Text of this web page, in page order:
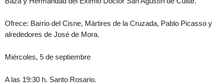
Ofrece: Barrio del Cisne, Mártires de la Cruzada, Pablo Picasso y
alrededores de José de Mora.
Miércoles, 5 de septiembre
A las 19:30 h. Santo Rosario.